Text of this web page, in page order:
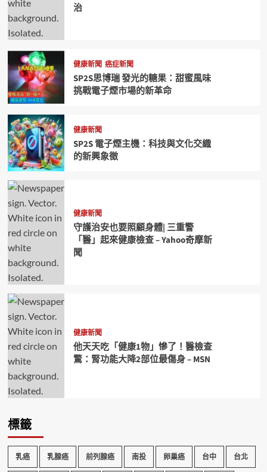
治
健康新聞 癌症新聞
SP2S思博瑞 發光的糖果：甜蜜風味
挑戰電子煙市場的新革命
健康新聞
SP2S 電子煙主機：科技與文化交織
的新興象徵
健康新聞
守護治安也要照顧身體| 三重警
「醫」起來健康檢查 – Yahoo奇摩新
聞
健康新聞
他天天吃「健康1物」慘了！醫檢查
驚：腎功能大降2部位最傷身 – MSN
標籤
乳癌 乳腺癌 前列腺癌 南投 卵巢癌 台中 台北